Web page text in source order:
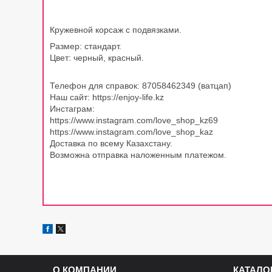
Кружевной корсаж с подвязками.
Размер: стандарт.
Цвет: черный, красный
Телефон для справок: 87058462349 (ватцап)
Наш сайт: https://enjoy-life.kz
Инстаграм:
https://www.instagram.com/love_shop_kz69
https://www.instagram.com/love_shop_kaz
Доставка по всему Казахстану.
Возможна отправка наложенным платежом.
О КОМПАНИИ